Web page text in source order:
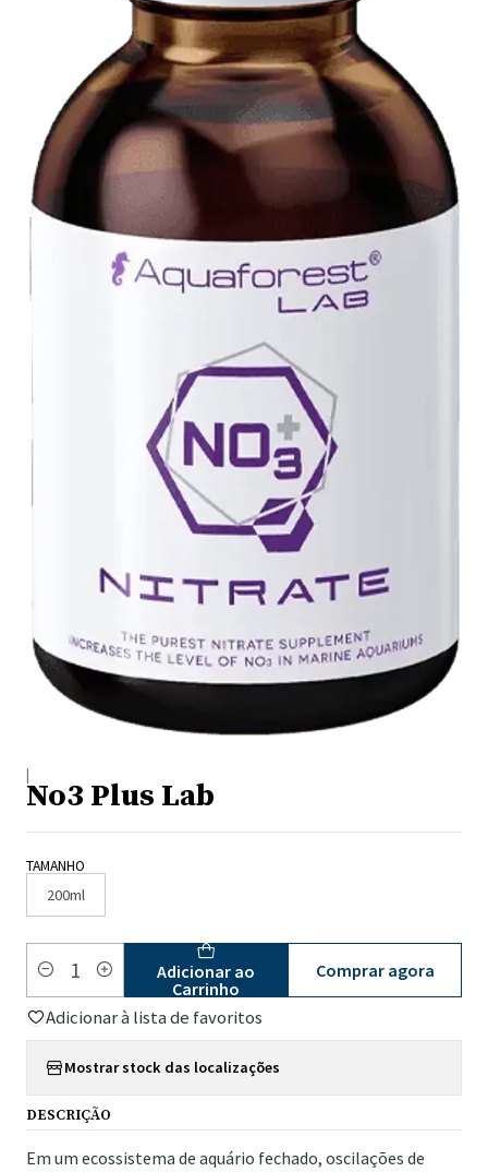
|
No3 Plus Lab
TAMANHO
200ml
Quantidade
Adicionar ao
Carrinho
Comprar agora
Adicionar à lista de favoritos
Mostrar stock das localizações
DESCRIÇÃO
Em um ecossistema de aquário fechado, oscilações de